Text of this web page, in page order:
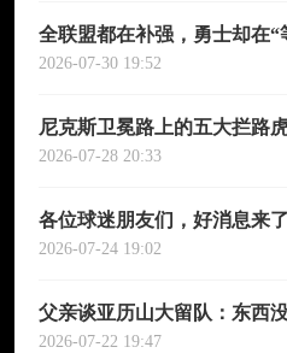
全联盟都在补强，勇士却在
去的那一天
2026-07-30 19:52
尼克斯卫冕路上的五大拦路
人四巨头在列
2026-07-28 20:33
各位球迷朋友们，好消息来
奥斯汀·里夫斯的2026中国行
2026-07-24 19:02
父亲谈亚历山大留队：东西
会被夜生活诱惑走
2026-07-22 19:47